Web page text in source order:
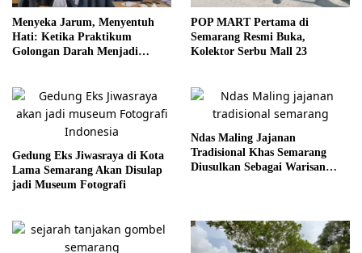
Menyeka Jarum, Menyentuh
Hati: Ketika Praktikum
Golongan Darah Menjadi
POP MART Pertama di
Semarang Resmi Buka,
Kolektor Serbu Mall 23
Gedung Eks Jiwasraya di Kota
Lama Semarang Akan Disulap
jadi Museum Fotografi
Ndas Maling Jajanan
Tradisional Khas Semarang
Diusulkan Sebagai Warisan